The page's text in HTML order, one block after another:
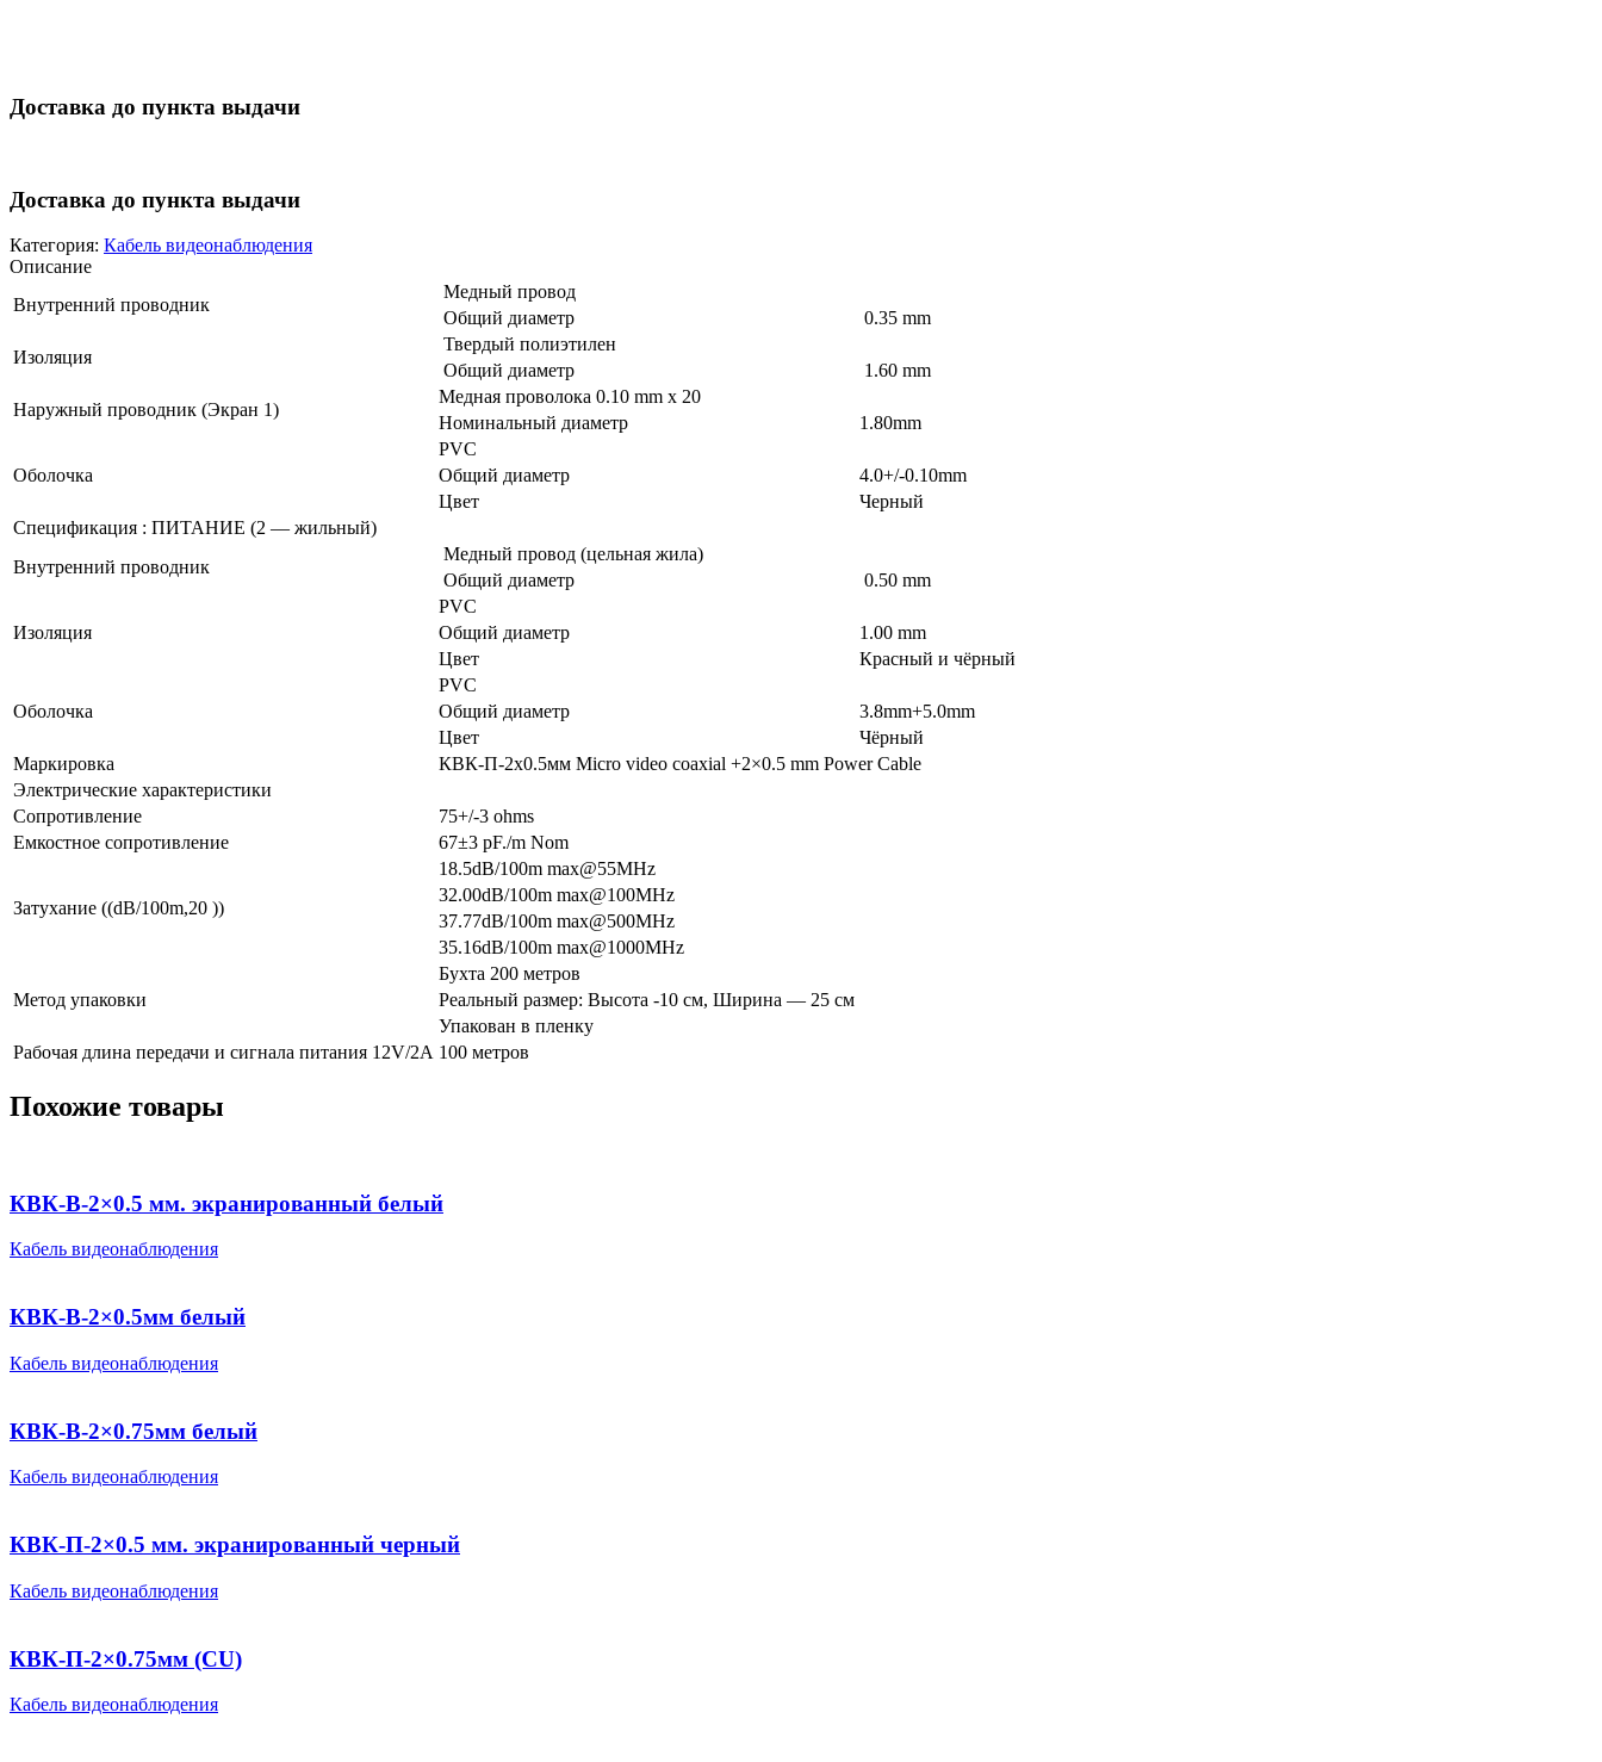
Доставка до пункта выдачи
Доставка до пункта выдачи
Категория: Кабель видеонаблюдения
Описание
Внутренний проводник
Медный провод
Общий диаметр
0.35 mm
Изоляция
Твердый полиэтилен
Общий диаметр
1.60 mm
Наружный проводник (Экран 1)
Медная проволока 0.10 mm х 20
Номинальный диаметр
1.80mm
Оболочка
PVC
Общий диаметр
4.0+/-0.10mm
Цвет
Черный
Спецификация : ПИТАНИЕ (2 — жильный)
Внутренний проводник
Медный провод (цельная жила)
Общий диаметр
0.50 mm
Изоляция
PVC
Общий диаметр
1.00 mm
Цвет
Красный и чёрный
Оболочка
PVC
Общий диаметр
3.8mm+5.0mm
Цвет
Чёрный
Маркировка
КВК-П-2х0.5мм Micro video coaxial +2×0.5 mm Power Cable
Электрические характеристики
Сопротивление
75+/-3 ohms
Емкостное сопротивление
67±3 pF./m Nom
Затухание ((dB/100m,20 ))
18.5dB/100m max@55MHz
32.00dB/100m max@100MHz
37.77dB/100m max@500MHz
35.16dB/100m max@1000MHz
Метод упаковки
Бухта 200 метров
Реальный размер: Высота -10 см, Ширина — 25 см
Упакован в пленку
Рабочая длина передачи и сигнала питания 12V/2A 100 метров
Похожие товары
КВК-В-2×0.5 мм. экранированный белый
Кабель видеонаблюдения
КВК-В-2×0.5мм белый
Кабель видеонаблюдения
КВК-В-2×0.75мм белый
Кабель видеонаблюдения
КВК-П-2×0.5 мм. экранированный черный
Кабель видеонаблюдения
КВК-П-2×0.75мм (CU)
Кабель видеонаблюдения